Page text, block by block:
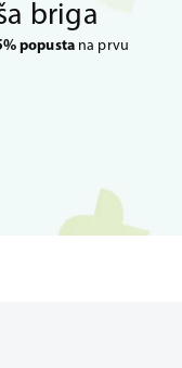
briga
popustana prvu